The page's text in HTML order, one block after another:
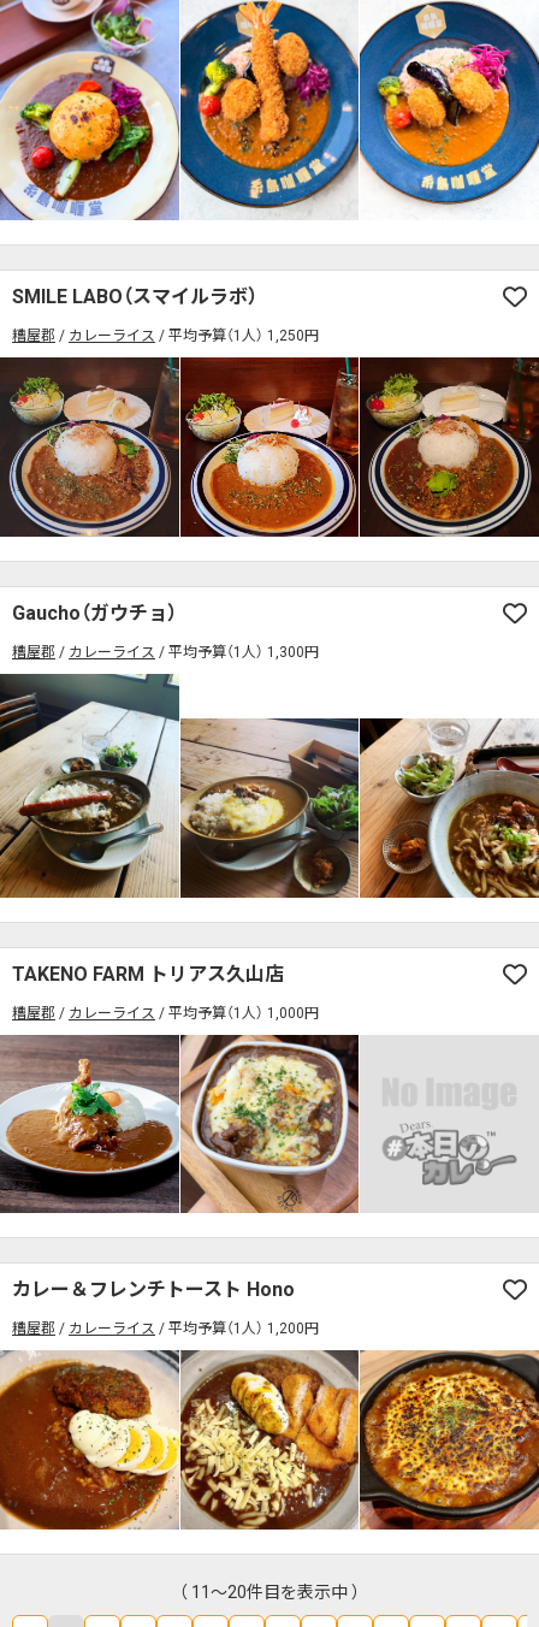
SMILE LABO（スマイルラボ）
糟屋郡 カレーライス 平均予算（1人） 1,250円
Gaucho（ガウチョ）
糟屋郡 カレーライス 平均予算（1人） 1,300円
TAKENO FARM トリアス久山店
糟屋郡 カレーライス 平均予算（1人） 1,000円
カレー＆フレンチトースト Hono
糟屋郡 カレーライス 平均予算（1人） 1,200円
（ 11～20件目を表示中 ）